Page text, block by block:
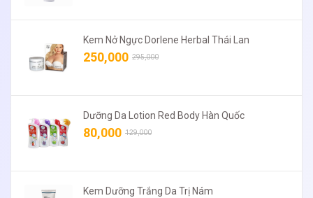
Kem Nở Ngực Dorlene Herbal Thái Lan
250,000 295,000
Dưỡng Da Lotion Red Body Hàn Quốc
80,000 129,000
Kem Dưỡng Trắng Da Trị Nám